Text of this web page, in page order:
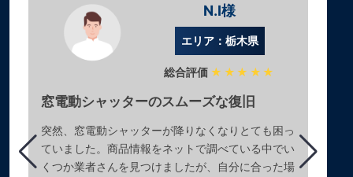
N.I様
エリア：栃木県
総合評価 ★★★★★
窓電動シャッターのスムーズな復旧
突然、窓電動シャッターが降りなくなりとても困っ
ていました。商品情報をネットで調べている中でい
くつか業者さんを見つけましたが、自分に合った場